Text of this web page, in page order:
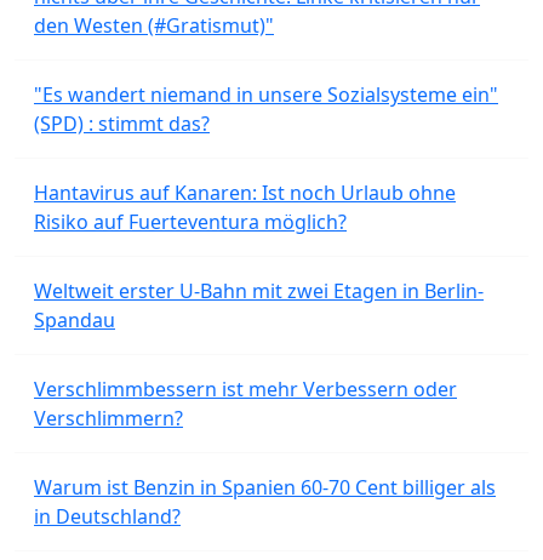
den Westen (#Gratismut)"
"Es wandert niemand in unsere Sozialsysteme ein"
(SPD) : stimmt das?
Hantavirus auf Kanaren: Ist noch Urlaub ohne
Risiko auf Fuerteventura möglich?
Weltweit erster U-Bahn mit zwei Etagen in Berlin-
Spandau
Verschlimmbessern ist mehr Verbessern oder
Verschlimmern?
Warum ist Benzin in Spanien 60-70 Cent billiger als
in Deutschland?